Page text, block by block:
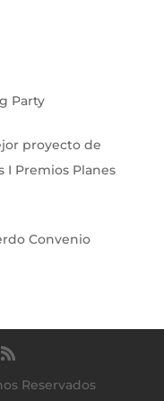
Party
proyecto de
I Premios Planes
Convenio
Reservados